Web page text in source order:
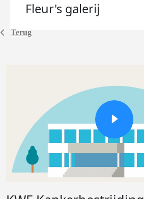
Terug
Fleur's galerij